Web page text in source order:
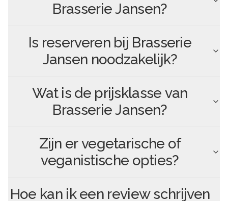
Brasserie Jansen?
Is reserveren bij Brasserie
Jansen noodzakelijk?
Wat is de prijsklasse van
Brasserie Jansen?
Zijn er vegetarische of
veganistische opties?
Hoe kan ik een review schrijven